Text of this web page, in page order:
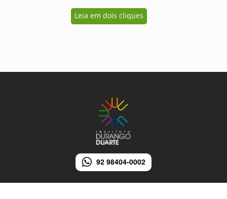
Leia em dois cliques
92 98404-0002